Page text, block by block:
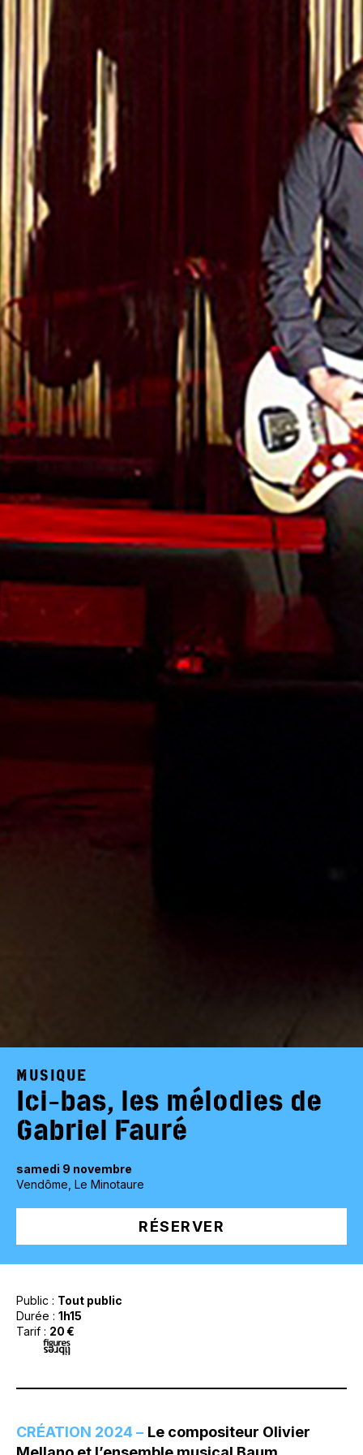
MUSIQUE
Ici-bas, les mélodies de
Gabriel Fauré
samedi 9 novembre
Vendôme, Le Minotaure
RÉSERVER
Public : Tout public
Durée : 1h15
Tarif : 20 €
CRÉATION 2024 – Le compositeur Olivier